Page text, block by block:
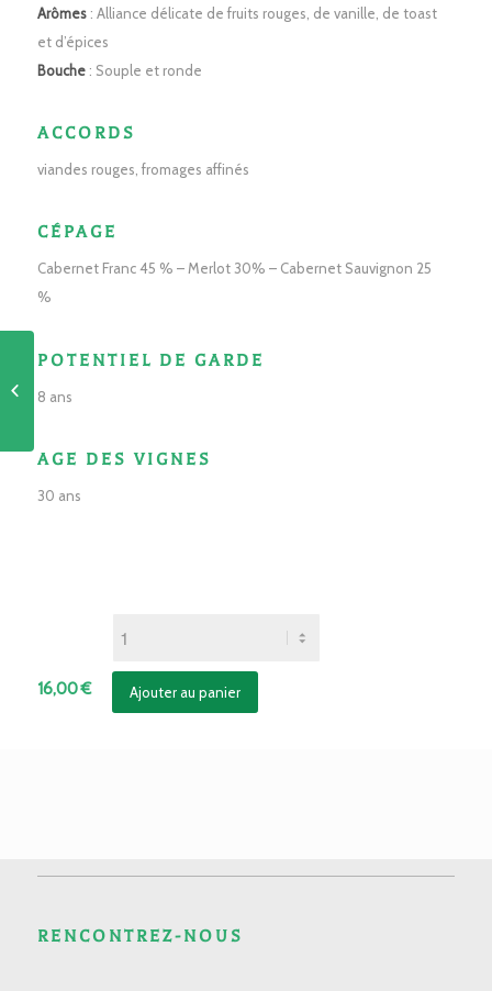
Arômes: Alliance délicate de fruits rouges, de vanille, de toast
et d’épices
Bouche: Souple et ronde
ACCORDS
viandes rouges, fromages affinés
CÉPAGE
Cabernet Franc 45 % – Merlot 30% – Cabernet Sauvignon 25
%
POTENTIEL DE GARDE
8 ans
AGE DES VIGNES
30 ans
16,00€ Ajouter au panier
RENCONTREZ-NOUS
Loire